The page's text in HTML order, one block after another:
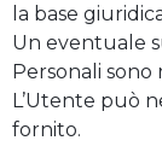
la base
Un eventuale
Personali sono
L’Utente può
fornito.